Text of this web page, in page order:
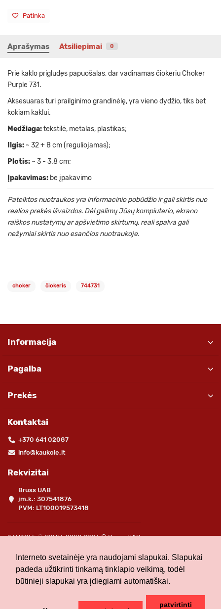
Interneto svetainėje yra naudojami slapukai. Slapukai
padeda užtikrinti tinkamą tinklapio veikimą, todėl
būtinieji slapukai yra įdiegiami automatiškai.
patvirtinti
Patinka
Aprašymas Atsiliepimai 0
Prie kaklo prigludęs papuošalas, dar vadinamas čiokeriu Choker
Purple 731.
Aksesuaras turi prailginimo grandinėlę, yra vieno dydžio, tiks bet
kokiam kaklui.
Medžiaga:tekstilė, metalas, plastikas;
Ilgis: ~ 32 + 8 cm (reguliojamas);
Plotis: ~ 3 - 3.8 cm;
Įpakavimas: be įpakavimo
Pateiktos nuotraukos yra informacinio pobūdžio ir gali skirtis nuo
realios prekės išvaizdos. Dėl galimų Jūsų kompiuterio, ekrano
raiškos nustatymų ar apšvietimo skirtumų, reali spalva gali
nežymiai skirtis nuo esančios nuotraukoje.
choker čiokeris 744731
Informacija
Pagalba
Prekės
Kontaktai
+370 641 02087
info@kaukole.lt
Rekvizitai
Bruss UAB
įm.k.: 307541876
PVM: LT100019573418
KAUKOLĖ ☠ SKULL 2020-2026 © Bruss UAB